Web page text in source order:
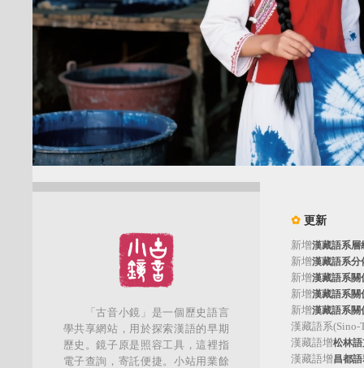
「古音小鏡」是一個歷史語言
學共享網站，用於探索漢語的早期
歷史。鏡子原是照容工具，這裡指
電子查詢，寄託便捷。小站用業餘
✿ 更新
新增漢藏語系層
新增漢藏語系分
新增漢藏語系關
新增漢藏語系關
新增漢藏語系關
漢藏語系(Sino-
漢藏語增松林語
漢藏語增昌都語